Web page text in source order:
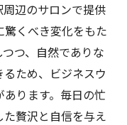
辺のサロンで提供
くべき変化をもた
つ、自然でありな
ため、ビジネスウ
ります。毎日の忙
贅沢と自信を与え